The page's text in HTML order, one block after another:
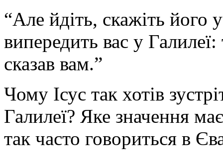
“Але йдіть, скажіть його
випередить вас у
сказав вам.”
Чому Ісус так хотів
Галилеї? Яке значення
так часто говориться в